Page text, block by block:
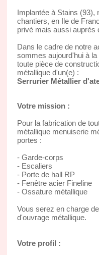
Implantée à Stains (93),
chantiers, en Ile de
privé mais aussi auprès
Dans le cadre de notre
sommes aujourd'hui à
toute pièce de
métallique d'un(e) :
Serrurier Métallier
Votre mission :
Pour la fabrication de
métallique menuiserie
portes :
- Garde-corps
- Escaliers
- Porte de hall RP
- Fenêtre acier Fineline
- Ossature métallique
Vous serez en charge
d'ouvrage métallique.
Votre profil :